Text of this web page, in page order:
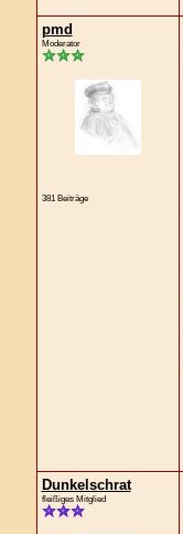
pmd
Moderator
381 Beiträge
Dunkelschrat
fleißiges Mitglied